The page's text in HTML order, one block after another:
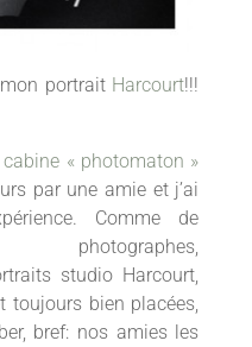
portrait Harcourt!!!
cabine « photomaton »
par une amie et j’ai
Comme de
studio Harcourt,
toujours bien placées,
bref: nos amies les